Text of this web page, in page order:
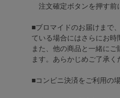
注文確定ボタンを押す前
■ブロマイドのお届けまで
ている場合にはさらにお時
また、他の商品と一緒に
ます。あらかじめご了承く
■コンビニ決済をご利用の